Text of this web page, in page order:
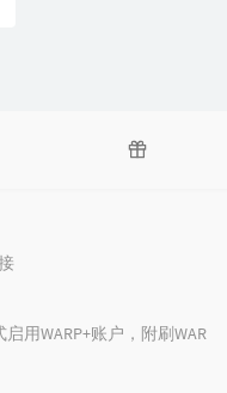
a
启用WARP+账户，附刷WAR